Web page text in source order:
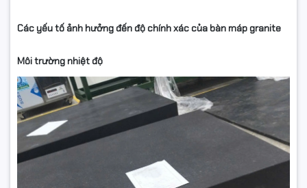
Các yếu tố ảnh hưởng đến độ chính xác của bàn máp granite
Môi trường nhiệt độ